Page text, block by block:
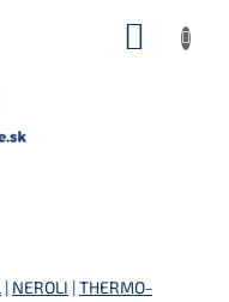
| NEROLI |THERMO-